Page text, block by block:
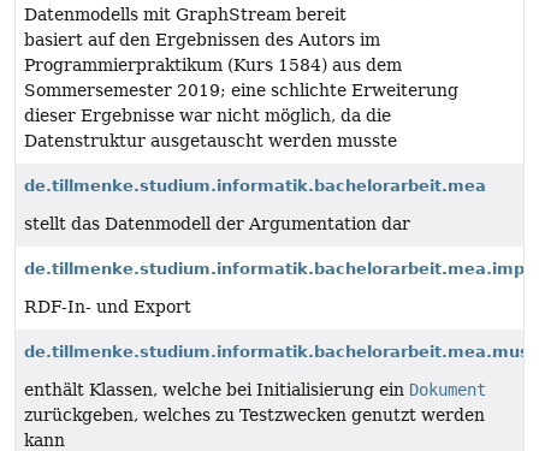
Datenmodells mit GraphStream bereit
basiert auf den Ergebnissen des Autors im
Programmierpraktikum (Kurs 1584) aus dem
Sommersemester 2019; eine schlichte Erweiterung
dieser Ergebnisse war nicht möglich, da die
Datenstruktur ausgetauscht werden musste
de.tillmenke.studium.informatik.bachelorarbeit.mea
stellt das Datenmodell der Argumentation dar
RDF-In- und Export
enthält Klassen, welche bei Initialisierung ein Dokument
zurückgeben, welches zu Testzwecken genutzt werden
kann